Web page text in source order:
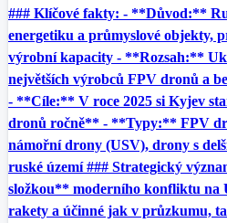
### Klíčové fakty: - **Důvod:**
energetiku a průmyslové objekty,
výrobní kapacity - **Rozsah:**
největších výrobců FPV dronů a
- **Cíle:** V roce 2025 si Kyjev
dronů ročně** - **Typy:** FPV
námořní drony (USV), drony s
ruské území ### Strategický
složkou** moderního konfliktu na
rakety a účinné jak v průzkumu,